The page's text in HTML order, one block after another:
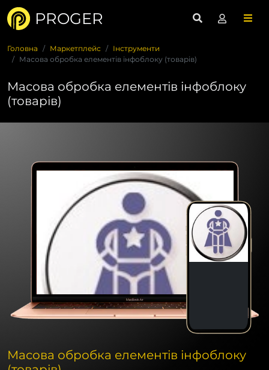
PROGER
Головна Маркетплейс
Інструменти
Масова обробка елементів інфоблоку (товарів)
Масова обробка елементів інфоблоку
(товарів)
Масова обробка елементів інфоблоку